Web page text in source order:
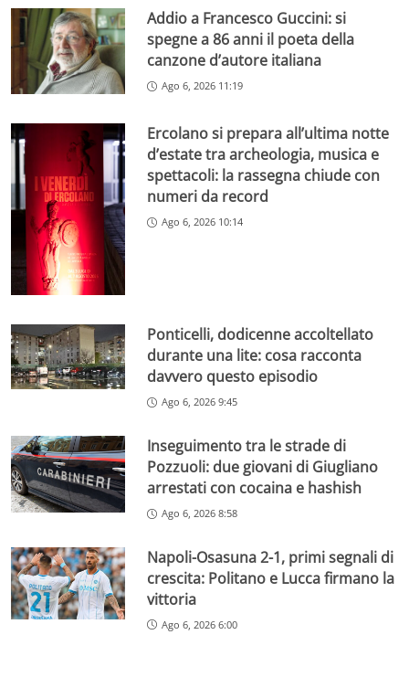
Addio a Francesco Guccini: si
spegne a 86 anni il poeta della
canzone d’autore italiana
Ago 6, 2026 11:19
Ercolano si prepara all’ultima notte
d’estate tra archeologia, musica e
spettacoli: la rassegna chiude con
numeri da record
Ago 6, 2026 10:14
Ponticelli, dodicenne accoltellato
durante una lite: cosa racconta
davvero questo episodio
Ago 6, 2026 9:45
Inseguimento tra le strade di
Pozzuoli: due giovani di Giugliano
arrestati con cocaina e hashish
Ago 6, 2026 8:58
Napoli-Osasuna 2-1, primi segnali di
crescita: Politano e Lucca firmano la
vittoria
Ago 6, 2026 6:00